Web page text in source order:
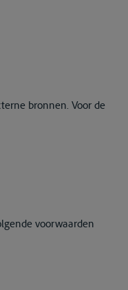
bronnen. Voor de
voorwaarden